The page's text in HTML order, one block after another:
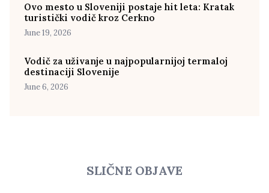
Ovo mesto u Sloveniji postaje hit leta: Kratak
turistički vodič kroz Cerkno
June 19, 2026
Vodič za uživanje u najpopularnijoj termaloj
destinaciji Slovenije
June 6, 2026
SLIČNE OBJAVE